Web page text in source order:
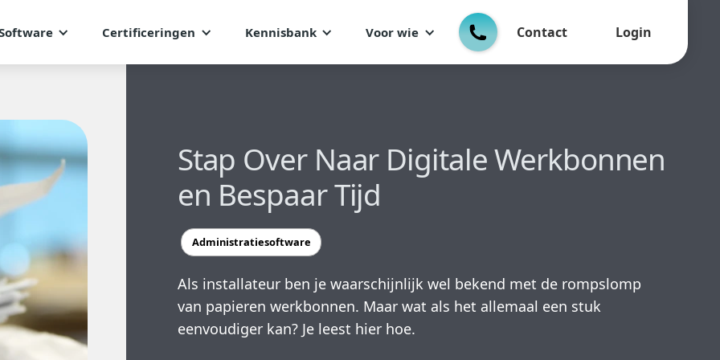
Certificeringen Kennisbank Voor wie Contact Login
Stap Over Naar Digitale Werkbonnen
en Bespaar Tijd
Administratiesoftware
Als installateur ben je waarschijnlijk wel bekend met de rompslomp
van papieren werkbonnen. Maar wat als het allemaal een stuk
eenvoudiger kan? Je leest hier hoe.